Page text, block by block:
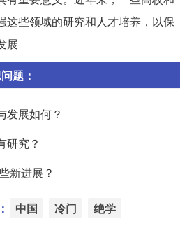
这些领域的研究和人才培养，以保
展
题：
发展如何？
研究？
新进展？
中国 冷门 绝学